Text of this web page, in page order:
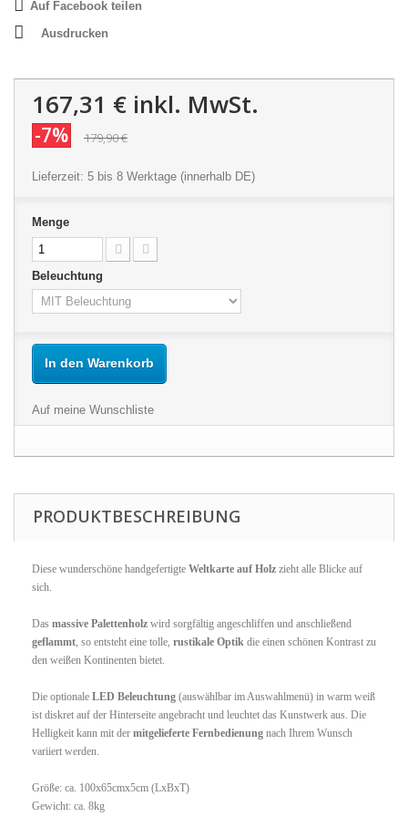
Auf Facebook teilen
Ausdrucken
167,31 € inkl. MwSt.
-7% 179,90 €
Lieferzeit: 5 bis 8 Werktage (innerhalb DE)
Menge
Beleuchtung
In den Warenkorb
Auf meine Wunschliste
PRODUKTBESCHREIBUNG
Diese wunderschöne handgefertigte Weltkarte auf Holz zieht alle Blicke auf
sich.
Das massive Palettenholz wird sorgfältig angeschliffen und anschließend
geflammt, so entsteht eine tolle, rustikale Optik die einen schönen Kontrast zu
den weißen Kontinenten bietet.
Die optionale LED Beleuchtung (auswählbar im Auswahlmenü) in warm weiß
ist diskret auf der Hinterseite angebracht und leuchtet das Kunstwerk aus. Die
Helligkeit kann mit der mitgelieferte Fernbedienung nach Ihrem Wunsch
variiert werden.
Größe: ca. 100x65cmx5cm (LxBxT)
Gewicht: ca. 8kg